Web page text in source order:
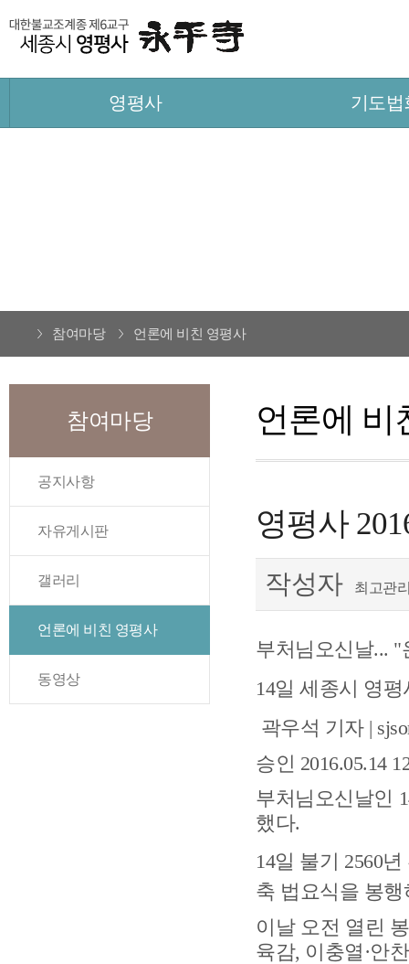
영평사 기도법
참여마당 언론에 비친 영평사
참여마당
공지사항
자유게시판
갤러리
언론에 비친 영평사
동영상
언론에 비
영평사
작성자 최고관
부처님오신날... "
14일 세종시 영평
곽우석 기자|
승인 2016.05.14
부처님오신날인
했다.
14일 불기 2560년
축 법요식을 봉
이날 오전 열린
육감, 이충열 ·안